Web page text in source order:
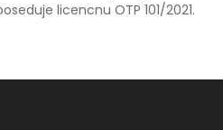
licencnu OTP 101/2021.